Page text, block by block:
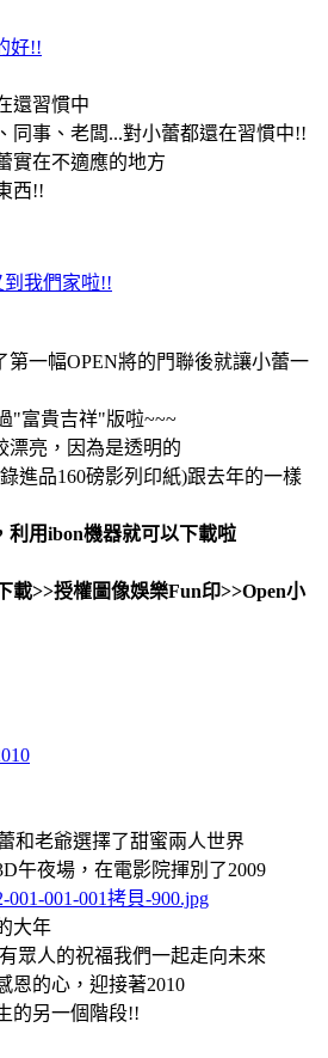
好!!
還習慣中
同事、老闆...對小蕾都還在習慣中!!
實在不適應的地方
西!!
到我們家啦!!
第一幅OPEN將的門聯後就讓小蕾一
"富貴吉祥"版啦~~~
漂亮，因為是透明的
進品160磅影列印紙)跟去年的一樣
利用ibon機器就可以下載啦
載>>授權圖像娛樂Fun印>>Open小
和老爺選擇了甜蜜兩人世界
午夜場，在電影院揮別了2009
大年
眾人的祝福我們一起走向未來
恩的心，迎接著2010
的另一個階段!!